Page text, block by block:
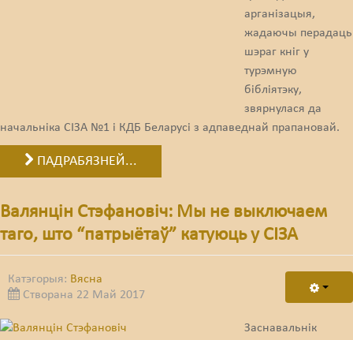
арганізацыя,
жадаючы перадаць
шэраг кніг у
турэмную
бібліятэку,
звярнулася да
начальніка СІЗА №1 і КДБ Беларусі з адпаведнай прапановай.
ПАДРАБЯЗНЕЙ...
Валянцін Стэфановіч: Мы не выключаем
таго, што “патрыётаў” катуюць у СІЗА
Катэгорыя: Вясна
Створана 22 Май 2017
Заснавальнік